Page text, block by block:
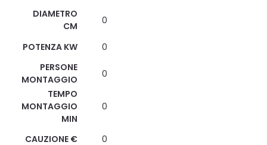
DIAMETRO
CM
0
POTENZA KW
0
PERSONE
MONTAGGIO
0
TEMPO
MONTAGGIO
MIN
0
CAUZIONE € 0